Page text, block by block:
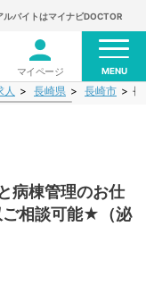
ルバイトはマイナビDOCTOR
マイページ MENU
人 長崎県 長崎市 長
病棟管理のお仕
相談可能★（泌